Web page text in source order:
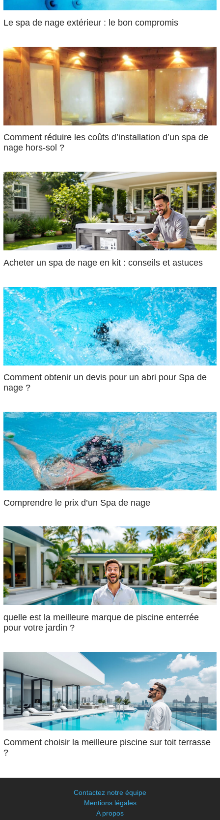
Le spa de nage extérieur : le bon compromis
Comment réduire les coûts d’installation d’un spa de
nage hors-sol ?
Acheter un spa de nage en kit : conseils et astuces
Comment obtenir un devis pour un abri pour Spa de
nage ?
Comprendre le prix d’un Spa de nage
quelle est la meilleure marque de piscine enterrée
pour votre jardin ?
Comment choisir la meilleure piscine sur toit terrasse
?
Contactez notre équipe
Mentions légales
A propos